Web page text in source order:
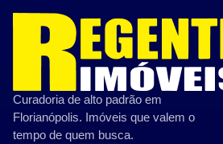
Brinquedoteca Sauna
CARACTERÍSTICAS PRIVATIVAS
Varanda/Sacada
Jardim
Curadoria de alto padrão em
Florianópolis. Imóveis que valem o
tempo de quem busca.